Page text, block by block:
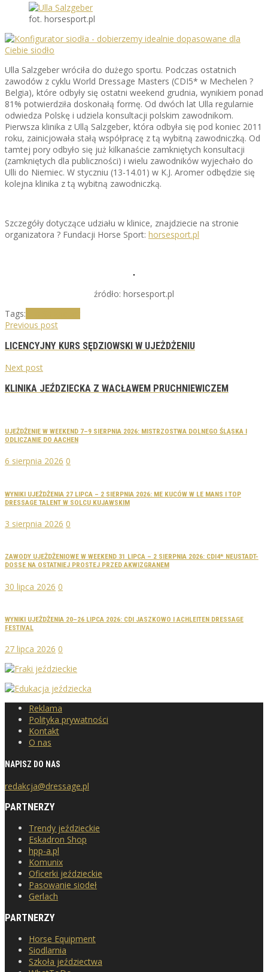
fot. horsesport.pl
Ulla Salzgeber wróciła do dużego sportu. Podczas ostatnich
zawodów z cyklu World Dressage Masters (CDI5* w Mechelen ?
Belgia), które odbyły się ostatni weekend grudnia, wynikiem ponad
81% potwierdziła doskonałą formę. Od dwóch lat Ulla regularnie
odwiedza Polskę i udziela konsultacji polskim zawodnikom.
Pierwsza klinika z Ullą Salzgeber, która odbyła się pod koniec 2011
roku, zainicjowała stałą współpracę z tą wybitną zawodniczką. Od
tamtej pory odbyło się już kilkanaście zamkniętych konsultacji
(zamkniętych dla publiczności) i wielu zawodników wyjechało do
Ulli do Niemiec. W styczniu (13-14.01) w K.J. Aromer odbędzie się
kolejna klinika z tą wybitną zawodniczką.
Szczegóły dotyczące udziału w klinice, znajdziecie na stronie
organizatora ? Fundacji Horse Sport: horsesport.pl
źródło: horsesport.pl
Tags:
Previous post
LICENCYJNY KURS SĘDZIOWSKI W UJEŻDŻENIU
Next post
KLINIKA JEŹDZIECKA Z WACŁAWEM PRUCHNIEWICZEM
UJEŻDŻENIE W WEEKEND 7–9 SIERPNIA 2026: MISTRZOSTWA DOLNEGO ŚLĄSKA I
ODLICZANIE DO AACHEN
6 sierpnia 2026 0
WYNIKI UJEŻDŻENIA 27 LIPCA – 2 SIERPNIA 2026: ME KUCÓW W LE MANS I TOP
DRESSAGE TALENT W SOLCU KUJAWSKIM
3 sierpnia 2026 0
ZAWODY UJEŻDŻENIOWE W WEEKEND 31 LIPCA – 2 SIERPNIA 2026: CDI4* NEUSTADT-
DOSSE NA OSTATNIEJ PROSTEJ PRZED AKWIZGRANEM
30 lipca 2026 0
WYNIKI UJEŻDŻENIA 20–26 LIPCA 2026: CDI JASZKOWO I ACHLEITEN DRESSAGE
FESTIVAL
27 lipca 2026 0
Reklama
Polityka prywatności
Kontakt
O nas
NAPISZ DO NAS
redakcja@dressage.pl
PARTNERZY
Trendy jeździeckie
Eskadron Shop
hpp-a.pl
Komunix
Oficerki jeździeckie
Pasowanie siodeł
Gerlach
PARTNERZY
Horse Equipment
Siodlarnia
Szkoła jeździectwa